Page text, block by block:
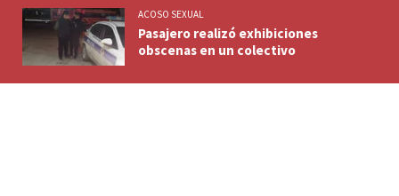
ACOSO SEXUAL
Pasajero realizó exhibiciones
obscenas en un colectivo